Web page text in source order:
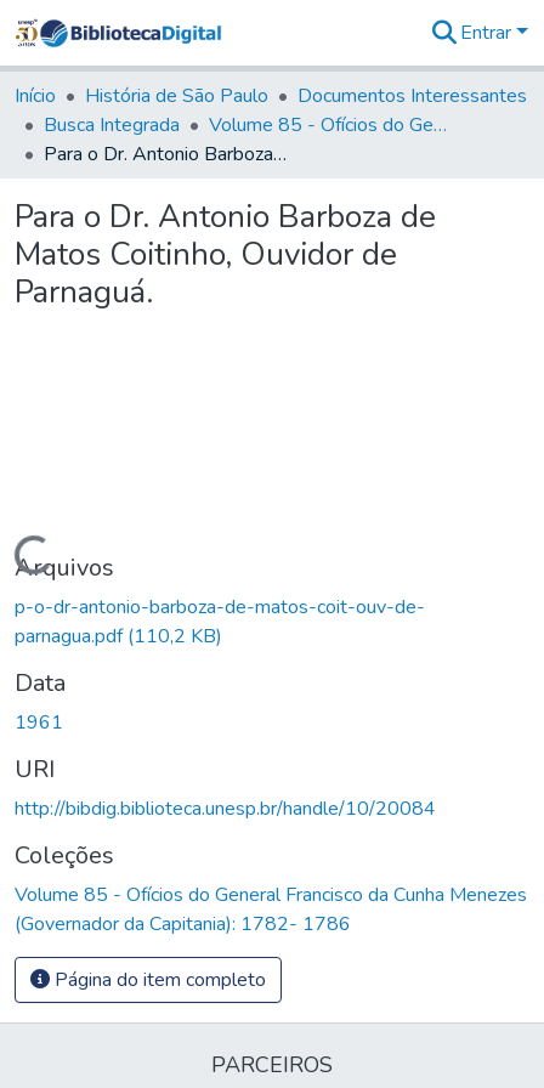
&
Coleções
Tudo na
Biblioteca
Estatísticas
Entrar
Início História de São Paulo
Documentos Interessantes
Busca Integrada
Volume 85 - Ofícios do General Francisco da Cunha Menezes (Governador da Capitania): 1782- 1786
Para o Dr. Antonio Barboza de Matos Coitinho, Ouvidor de Parnaguá.
Para o Dr. Antonio Barboza de
Matos Coitinho, Ouvidor de
Parnaguá.
Carregando...
Arquivos
p-o-dr-antonio-barboza-de-matos-coit-ouv-de-
parnagua.pdf(110,2 KB)
Data
1961
URI
http://bibdig.biblioteca.unesp.br/handle/10/20084
Coleções
Volume 85 - Ofícios do General Francisco da Cunha Menezes
(Governador da Capitania): 1782- 1786
Página do item completo
PARCEIROS